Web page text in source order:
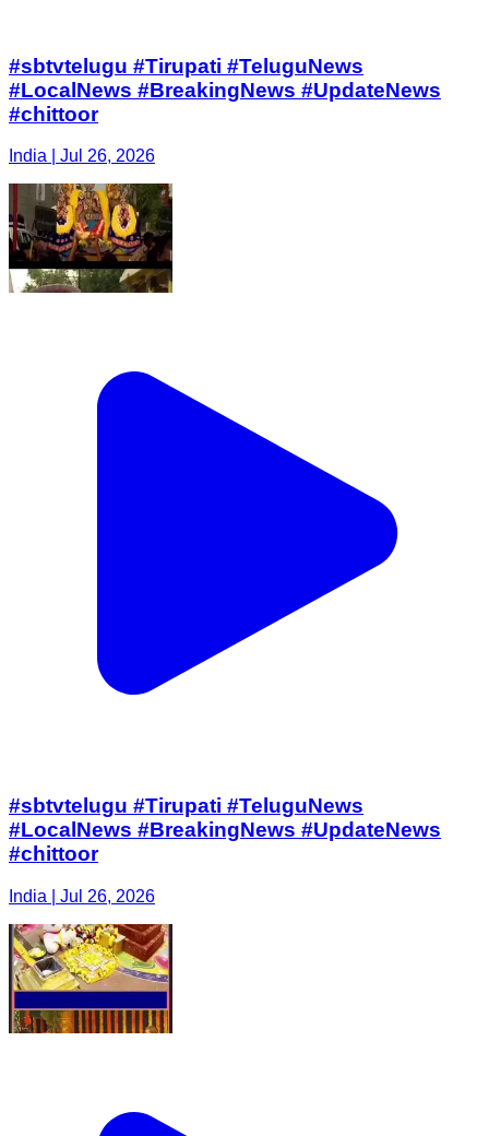
#sbtvtelugu #Tirupati #TeluguNews
#LocalNews #BreakingNews #UpdateNews
#chittoor
India | Jul 26, 2026
#sbtvtelugu #Tirupati #TeluguNews
#LocalNews #BreakingNews #UpdateNews
#chittoor
India | Jul 26, 2026